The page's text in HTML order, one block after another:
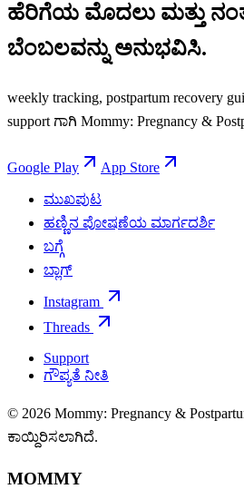
ಹೆರಿಗೆಯ ಮೊದಲು ಮತ್ತು
ಬೆಂಬಲವನ್ನು ಅನುಭವಿಸಿ.
weekly tracking, postpartum recovery
support ಗಾಗಿ Mommy: Pregnancy &
Google Play App Store
ಮುಖಪುಟ
ಹಣ್ಣಿನ ಪೋಷಣೆಯ ಮಾರ್ಗದರ್ಶಿ
ಬಗ್ಗೆ
ಬ್ಲಾಗ್
Instagram
Threads
Support
ಗೌಪ್ಯತೆ ನೀತಿ
© 2026 Mommy: Pregnancy &
ಕಾಯ್ದಿರಿಸಲಾಗಿದೆ.
MOMMY